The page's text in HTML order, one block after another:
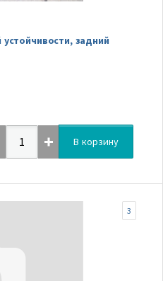
задний
В корзину
3